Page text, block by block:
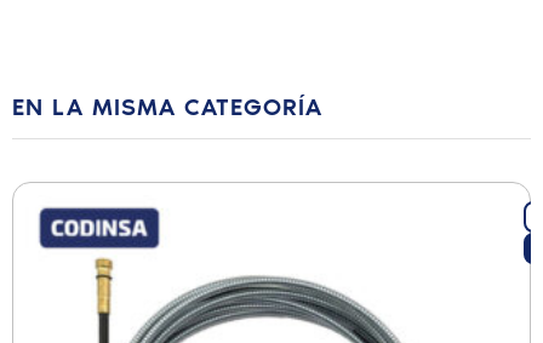
EN LA MISMA CATEGORÍA